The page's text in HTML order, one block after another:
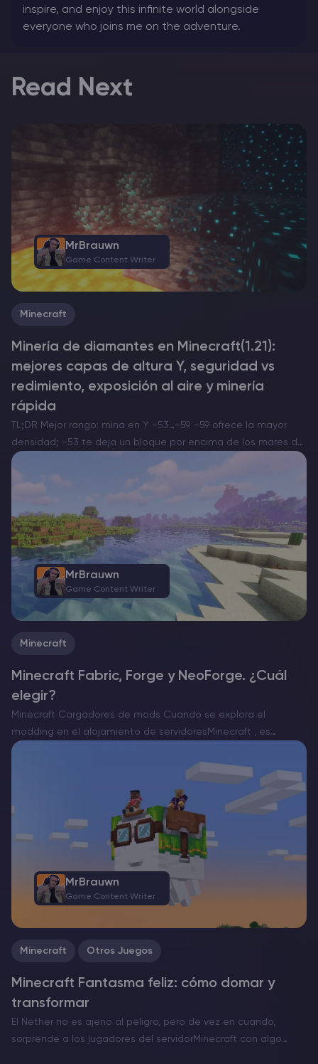
inspire, and enjoy this infinite world alongside
everyone who joins me on the adventure.
Read Next
Minecraft
Minería de diamantes en Minecraft(1.21):
mejores capas de altura Y, seguridad vs
redimiento, exposición al aire y minería
rápida
TL;DR Mejor rango: mina en Y −53…−59. −59 ofrece la mayor
densidad; −53 te deja un bloque por encima de los mares de
lava típicos y reduce interrupciones. Rango de generación: la
MrBrauwn
Game Content Writer
Minecraft
Minecraft Fabric, Forge y NeoForge. ¿Cuál
elegir?
Minecraft Cargadores de mods Cuando se explora el
modding en el alojamiento de servidoresMinecraft , es
esencial elegir el cargador de mods adecuado. Actualmente,
existen tres opciones destacadas: Forge, Fabric y el
MrBrauwn
Game Content Writer
Minecraft Otros Juegos
Minecraft Fantasma feliz: cómo domar y
transformar
El Nether no es ajeno al peligro, pero de vez en cuando,
sorprende a los jugadores del servidorMinecraft con algo
MrBrauwn
Game Content Writer